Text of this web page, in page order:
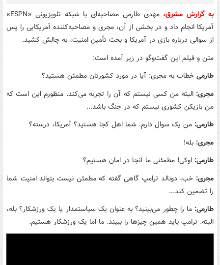
به گزارش مشرق،
مهدی طارمی مصاحبه‌ای با شبکه تلویزیونی «ESPN»
آمریکا انجام داد و در بخشی از آن، مجری و مصاحبه‌کننده آمریکایی را پس
از سوالی درباره بازی در آمریکا و بحث تأمین امنیت، به چالش کشید.
متن و فیلم این گفت‌وگو در زیر آمده است:
طارمی خطاب به مجری: آیا در مورد کشورتان مطمئن هستید؟
مجری: البته من کسی نیستم که آن را تجربه می‌کند. منظورم این است که
من بازیکن کشوری نیستم که در جنگ باشد...
طارمی: من یک سوال دارم. شما اهل کجا هستید؟ آمریکا، درسته؟
مجری: بله!
طارمی: اوکی! مطمئنی ما آنجا در امان هستیم؟
مجری: خب، دونالد ترامپ گاهی گفته که مطمئن نیست بتواند امنیت شما
را تضمین کند...
طارمی:ما را چطور می‌بینید؟ به عنوان یک سیاستمدار یا یک ورزشکار؟ بله،
البته. ترامپ باید همین چیزها را ببیند. ما اما یک ورزشکار هستیم.